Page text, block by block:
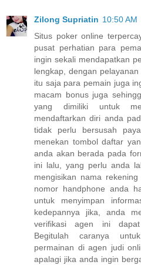
Zilong Supriatin 10:50 AM
Situs poker online
pusat perhatian para
ingin sekali mendapatkan
lengkap, dengan
itu saja para pemain juga
macam bonus juga
yang dimiliki untuk
mendaftarkan diri anda
tidak perlu bersusah
menekan tombol daftar
anda akan berada pada
ini lalu, yang perlu anda
mengisikan nama
nomor handphone anda
untuk menyimpan
kedepannya jika, anda
verifikasi agen ini
Begitulah caranya
permainan di agen judi
apalagi jika anda ingin